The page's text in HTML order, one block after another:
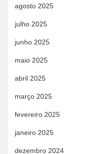
agosto 2025
julho 2025
junho 2025
maio 2025
abril 2025
março 2025
fevereiro 2025
janeiro 2025
dezembro 2024